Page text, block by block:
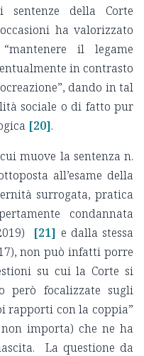
sentenze della Corte
ha valorizzato
il legame
in contrasto
dando in tal
sociale o di fatto pur
[20].
muove la sentenza n.
all’esame della
surrogata, pratica
condannata
[21] e dalla stessa
non può infatti porre
su cui la Corte si
però focalizzate sugli
rapporti con la coppia”
non importa) che ne ha
La questione da